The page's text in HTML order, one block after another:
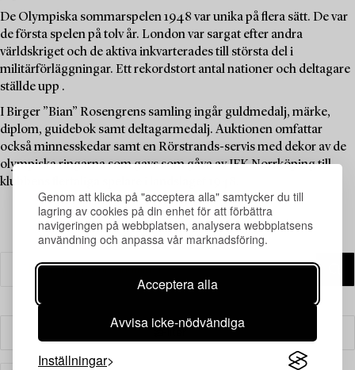
Genom att klicka på "acceptera alla" samtycker du till
lagring av cookies på din enhet för att förbättra
navigeringen på webbplatsen, analysera webbplatsens
användning och anpassa vår marknadsföring.
Acceptera alla
Avvisa icke-nödvändiga
Inställningar
De Olympiska sommarspelen 1948 var unika på flera sätt. De var
de första spelen på tolv år. London var sargat efter andra
världskriget och de aktiva inkvarterades till största del i
militärförläggningar. Ett rekordstort antal nationer och deltagare
ställde upp .
I Birger ”Bian” Rosengrens samling ingår guldmedalj, märke,
diplom, guidebok samt deltagarmedalj. Auktionen omfattar
också minnesskedar samt en Rörstrands-servis med dekor av de
olympiska ringarna som gavs som gåva av IFK Norrköping till
klubbens flertaliga spelare i landslaget 1948.